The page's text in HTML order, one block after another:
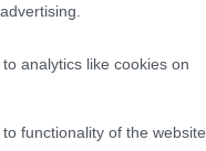
analytics like cookies on
functionality of the website
volt, hanem
szavaktól volt hangos,